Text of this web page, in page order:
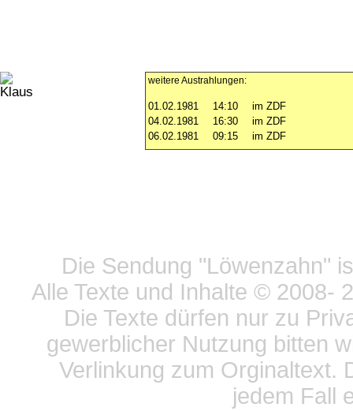
weitere Austrahlungen:
01.02.1981 14:10
im ZDF
04.02.1981
16:30
im ZDF
06.02.1981
09:15 im ZDF
Die Sendung "Löwenzahn"
Alle Texte und Inhalte © 2008-
Die Texte dürfen nur zu
gewerblicher Nutzung bitten
Verlinkung zum Orginaltext.
jedem Fall